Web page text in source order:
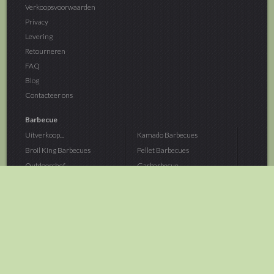
Verkoopsvoorwaarden
Privacy
Levering
Retourneren
FAQ
Blog
Contacteer ons
Barbecue
Uitverkoop...
Broil King Barbecues
Outdoorchef...
Kamado Barbecues
Pellet Barbecues
Gasbarbecue